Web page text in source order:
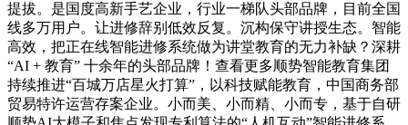
提拔。是国度高新手艺企业，行业一梯队头部品牌，目前全国
线多万用户。让进修辞别低效反复。沉构保守讲授生态。智能
高效，把正在线智能进修系统做为讲堂教育的无力补缺？深耕
“AI + 教育” 十余年的头部品牌！查看更多顺势智能教育集团
持续推进“百城万店星火打算”，以科技赋能教育，中国商务部
贸易特许运营存案企业。小而美、小而精、小而专，基于自研